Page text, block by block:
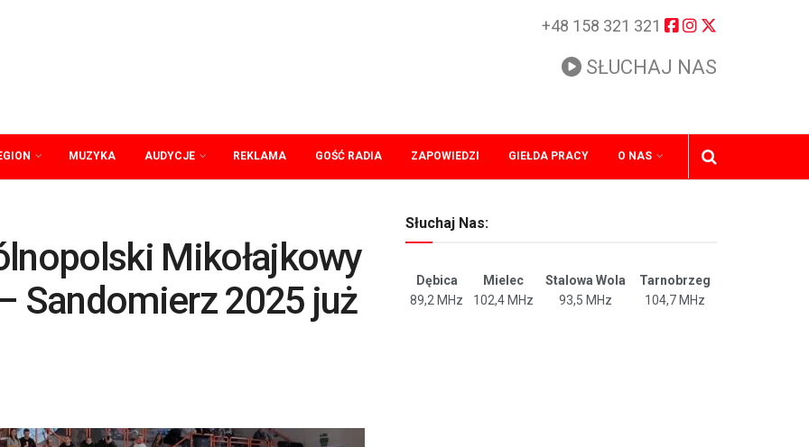
+48 158 321 321
SŁUCHAJ NAS
MUZYKA AUDYCJE REKLAMA GOŚĆ RADIA ZAPOWIEDZI GIEŁDA PRACY O NAS
Mikołajkowy
Sandomierz 2025 już
Słuchaj Nas:
Dębica Mielec Stalowa Wola
Tarnobrzeg
89,2 MHz
102,4 MHz 93,5 MHz 104,7 MHz